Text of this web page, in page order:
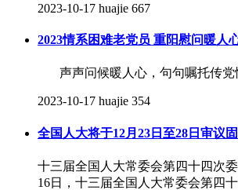
2023-10-17 huajie 667
2023情系困难老党员 重阳慰问暖人
声声问候暖人心，句句嘱托传党
2023-10-17 huajie 354
全国人大将于12月23日至28日审议
十三届全国人大常委会第四十四次
16日，十三届全国人大常委会第四